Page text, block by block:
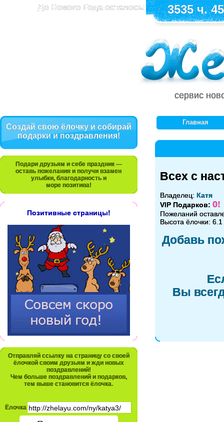
До Нового Года осталось: 3535 ч.
сервис
Создай свою ёлочку и собирай
подарки и поздравления!
Подари друзьям и себе праздник —
оставь пожелания и получи взамен
улыбки, благодарность и
море позитива!
Позитивные страницы!
Отправляй ссылку на страницу со своей
ёлочкой своим друзьям и жди новых
поздравлений!
Чем больше поздравлений и подарков,
тем выше становится ёлочка.
Ёлочка
Главная
Всех с
Владелец: Катя
VIP Подарков: 0!
Пожеланий
Высота ёлочки:
Добавь
Вы